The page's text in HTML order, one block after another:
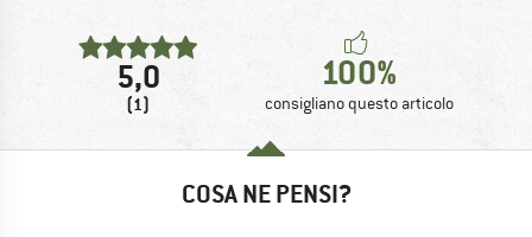
5,0
(1)
100%
consigliano questo articolo
COSA NE PENSI?